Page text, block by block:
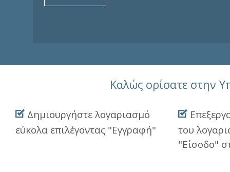
Καλώς ορίσατε στην
Δημιουργήστε λογαριασμό
εύκολα επιλέγοντας "Εγγραφή"
του
"Είσοδο"